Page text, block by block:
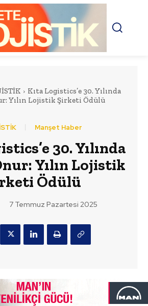
Kıta Logistics’e 30. Yılında
Yılın Lojistik Şirketi Ödülü
Manşet Haber
30. Yılında
Yılın Lojistik
Ödülü
7 Temmuz Pazartesi 2025